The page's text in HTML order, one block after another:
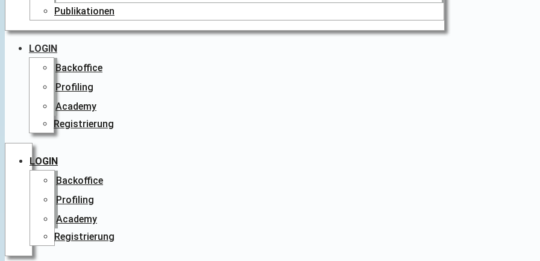
Publikationen
LOGIN
Backoffice
Profiling
Academy
Registrierung
LOGIN
Backoffice
Profiling
Academy
Registrierung